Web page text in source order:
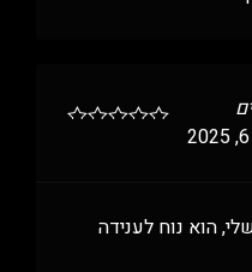
הוא נוח לענידה